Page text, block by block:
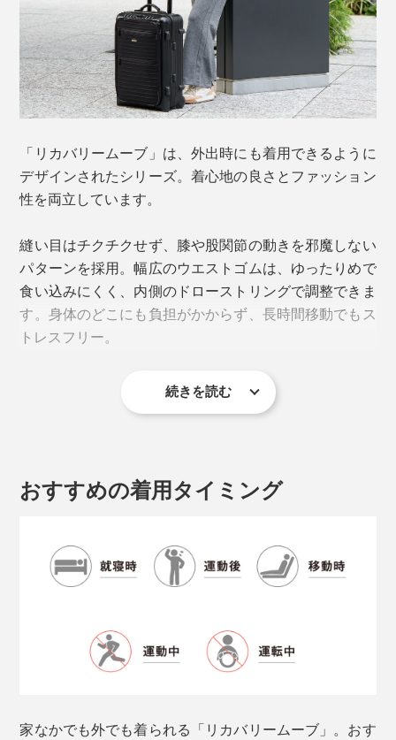
「リカバリームーブ」は、外出時にも着用できるように
デザインされたシリーズ。着心地の良さとファッション
性を両立しています。
縫い目はチクチクせず、膝や股関節の動きを邪魔しない
パターンを採用。幅広のウエストゴムは、ゆったりめで
食い込みにくく、内側のドローストリングで調整できま
す。身体のどこにも負担がかからず、長時間移動でもス
トレスフリー。
デザインは、鮮やかなネオンオレンジがアクセントに効
ポケットやバックスタイルのディテールにもこだわりが
感じられ、スポーツマインドのオシャレ着として、デイ
続きを読む
おすすめの着用タイミング
家なかでも外でも着られる「リカバリームーブ」。おす